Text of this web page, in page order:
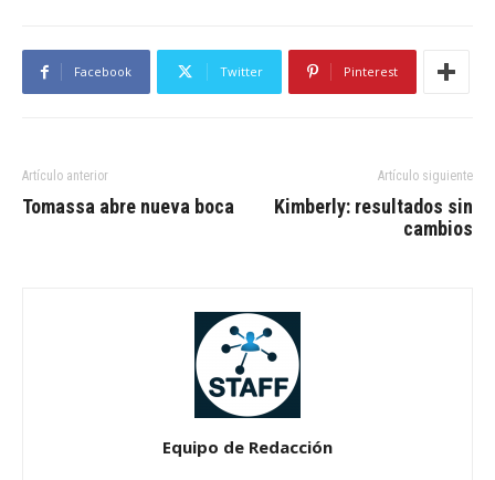
Facebook Twitter Pinterest
Artículo anterior
Tomassa abre nueva boca
Artículo siguiente
Kimberly: resultados sin
cambios
Equipo de Redacción